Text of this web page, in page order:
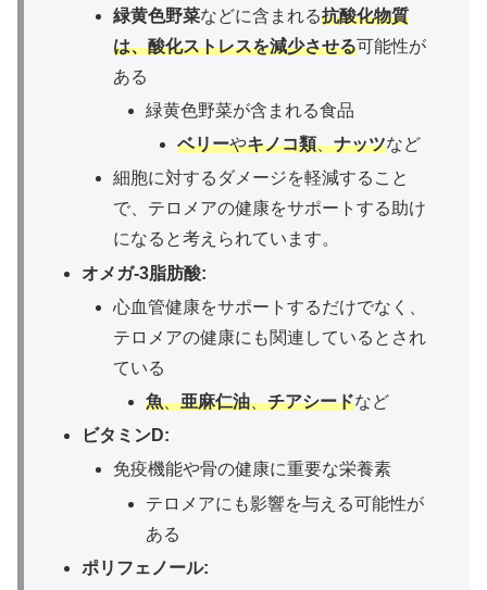
緑黄色野菜などに含まれる抗酸化物質
は、酸化ストレスを減少させる可能性が
ある
緑黄色野菜が含まれる食品
ベリーやキノコ類、ナッツなど
細胞に対するダメージを軽減すること
で、テロメアの健康をサポートする助け
になると考えられています。
オメガ-3脂肪酸:
心血管健康をサポートするだけでなく、
テロメアの健康にも関連しているとされ
ている
魚、亜麻仁油、チアシードなど
ビタミンD:
免疫機能や骨の健康に重要な栄養素
テロメアにも影響を与える可能性が
ある
ポリフェノール: